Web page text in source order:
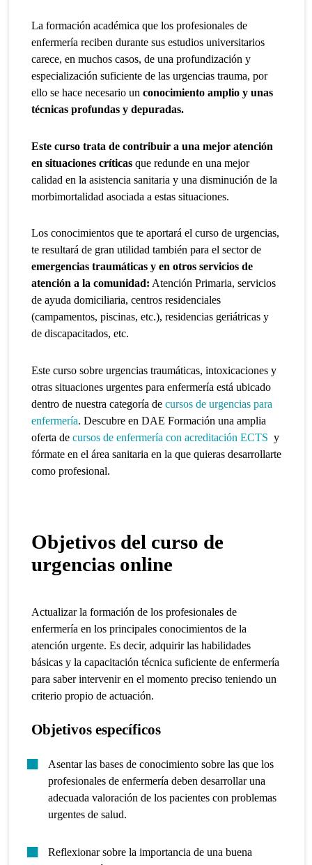
La formación académica que los profesionales de
enfermería reciben durante sus estudios universitarios
carece, en muchos casos, de una profundización y
especialización suficiente de las urgencias trauma, por
ello se hace necesario unconocimiento amplio y unas
técnicas profundas y depuradas.
Este curso trata de contribuir a una mejor atención
en situaciones críticas que redunde en una mejor
calidad en la asistencia sanitaria y una disminución de la
morbimortalidad asociada a estas situaciones.
Los conocimientos que te aportará el curso de urgencias,
te resultará de gran utilidad también para el sector de
emergencias traumáticas y en otros servicios de
atención a la comunidad: Atención Primaria, servicios
de ayuda domiciliaria, centros residenciales
(campamentos, piscinas, etc.), residencias geriátricas y
de discapacitados, etc.
Este curso sobre urgencias traumáticas, intoxicaciones y
otras situaciones urgentes para enfermería está ubicado
dentro de nuestra categoría decursos de urgencias para
enfermería. Descubre en DAE Formación una amplia
oferta decursos de enfermería con acreditación ECTS y
fórmate en el área sanitaria en la que quieras desarrollarte
como profesional.
Objetivos del curso de
urgencias online
Actualizar la formación de los profesionales de
enfermería en los principales conocimientos de la
atención urgente.Es decir, adquirir las habilidades
básicas y la capacitación técnica suficiente de enfermería
para saber intervenir en el momento preciso teniendo un
criterio propio de actuación.
Objetivos específicos
Asentar las bases de conocimiento sobre las que los
profesionales de enfermería deben desarrollar una
adecuada valoración de los pacientes con problemas
urgentes de salud.
Reflexionar sobre la importancia de una buena